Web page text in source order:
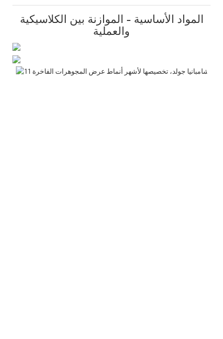
المواد الأساسية - الموازنة بين الكلاسيكية
والعملية